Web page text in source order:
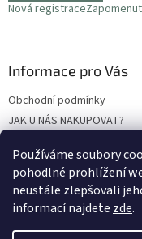
Používáme soubory
pohodlné prohlížení
neustále zlepšovali
informací najdete zde.
Nová registrace
Informace pro Vás
Obchodní podmínky
JAK U NÁS NAKUPOVAT?
Odstoupení od smlouvy
Reklamační protokol